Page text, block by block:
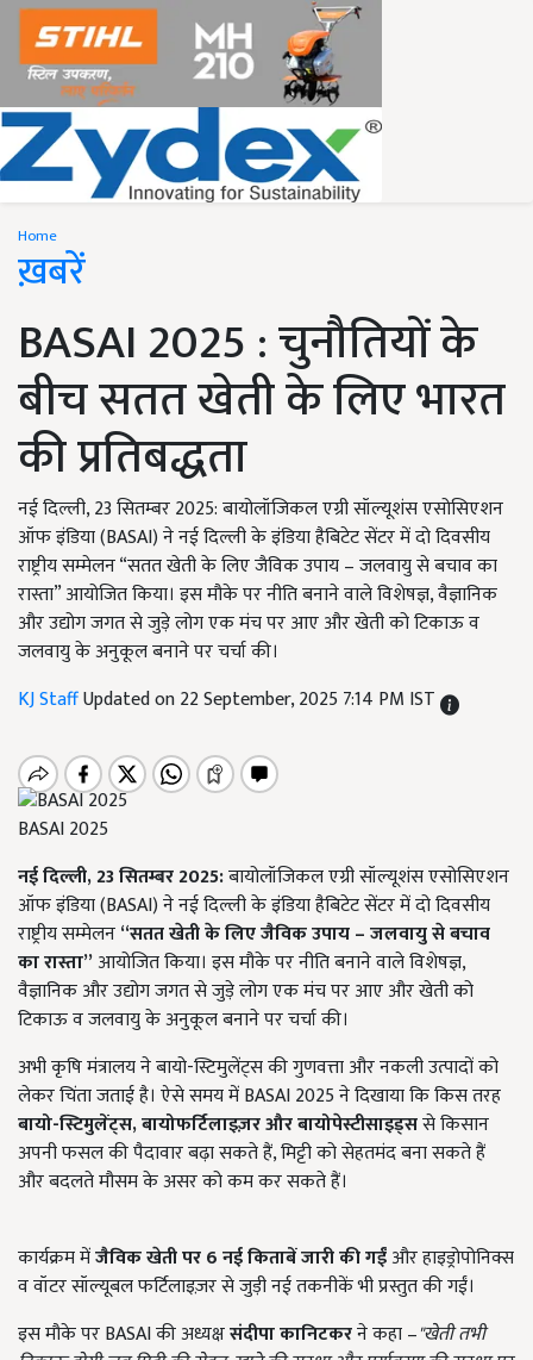
Home
ख़बरें
BASAI 2025 : चुनौतियों के
बीच सतत खेती के लिए भारत
की प्रतिबद्धता
नई दिल्ली, 23 सितम्बर 2025: बायोलॉजिकल एग्री सॉल्यूशंस एसोसिएशन
ऑफ इंडिया (BASAI) ने नई दिल्ली के इंडिया हैबिटेट सेंटर में दो दिवसीय
राष्ट्रीय सम्मेलन “सतत खेती के लिए जैविक उपाय – जलवायु से बचाव का
रास्ता” आयोजित किया। इस मौके पर नीति बनाने वाले विशेषज्ञ, वैज्ञानिक
और उद्योग जगत से जुड़े लोग एक मंच पर आए और खेती को टिकाऊ व
जलवायु के अनुकूल बनाने पर चर्चा की।
KJ StaffUpdated on 22 September, 2025 7:14 PM IST
BASAI 2025
नईदिल्ली, 23सितम्बर2025:बायोलॉजिकल एग्री सॉल्यूशंस एसोसिएशन
ऑफ इंडिया (BASAI) ने नई दिल्ली के इंडिया हैबिटेट सेंटर में दो दिवसीय
राष्ट्रीय सम्मेलन“सततखेतीकेलिएजैविकउपाय–जलवायुसेबचाव
कारास्ता”आयोजित किया। इस मौके पर नीति बनाने वाले विशेषज्ञ,
वैज्ञानिक और उद्योग जगत से जुड़े लोग एक मंच पर आए और खेती को
टिकाऊ व जलवायु के अनुकूल बनाने पर चर्चा की।
अभी कृषि मंत्रालय ने बायो-स्टिमुलेंट्स की गुणवत्ता और नकली उत्पादों को
लेकर चिंता जताई है। ऐसे समय में BASAI 2025 ने दिखाया कि किस तरह
बायो-स्टिमुलेंट्स,बायोफर्टिलाइज़रऔरबायोपेस्टीसाइड्ससे किसान
अपनी फसल की पैदावार बढ़ा सकते हैं, मिट्टी को सेहतमंद बना सकते हैं
और बदलते मौसम के असर को कम कर सकते हैं।
कार्यक्रम मेंजैविकखेतीपर6नईकिताबेंजारीकीगईंऔर हाइड्रोपोनिक्स
व वॉटर सॉल्यूबल फर्टिलाइज़र से जुड़ी नई तकनीकें भी प्रस्तुत की गईं।
इस मौके पर BASAI की अध्यक्षसंदीपाकानिटकरने कहा –"खेतीतभी